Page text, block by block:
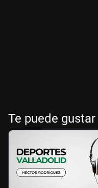
Te puede gustar